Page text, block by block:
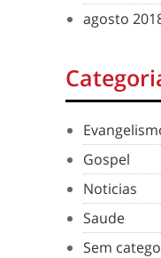
agosto
Gospel
Noticias
Saude
Sem